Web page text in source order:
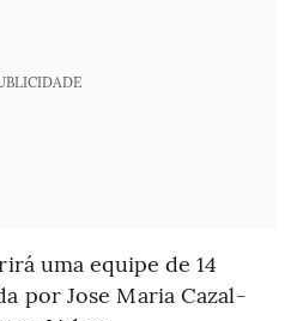
uma equipe de 14
por Jose Maria Cazal-